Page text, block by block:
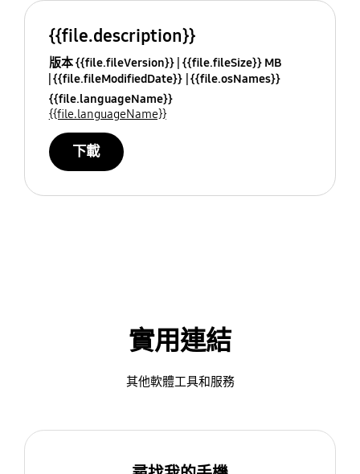
{{file.description}}
版本 {{file.fileVersion}} {{file.fileSize}} MB
{{file.fileModifiedDate}} {{file.osNames}}
{{file.languageName}}
{{file.languageName}}
下載
實用連結
其他軟體工具和服務